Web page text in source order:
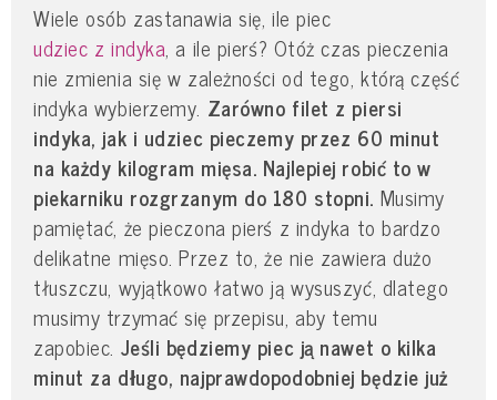
Wiele osób zastanawia się, ile piec
udziec z indyka, a ile pierś? Otóż czas pieczenia
nie zmienia się w zależności od tego, którą część
indyka wybierzemy. Zarówno filet z piersi
indyka, jak i udziec pieczemy przez 60 minut
na każdy kilogram mięsa. Najlepiej robić to w
piekarniku rozgrzanym do 180 stopni. Musimy
pamiętać, że pieczona pierś z indyka to bardzo
delikatne mięso. Przez to, że nie zawiera dużo
tłuszczu, wyjątkowo łatwo ją wysuszyć, dlatego
musimy trzymać się przepisu, aby temu
zapobiec. Jeśli będziemy piec ją nawet o kilka
minut za długo, najprawdopodobniej będzie już